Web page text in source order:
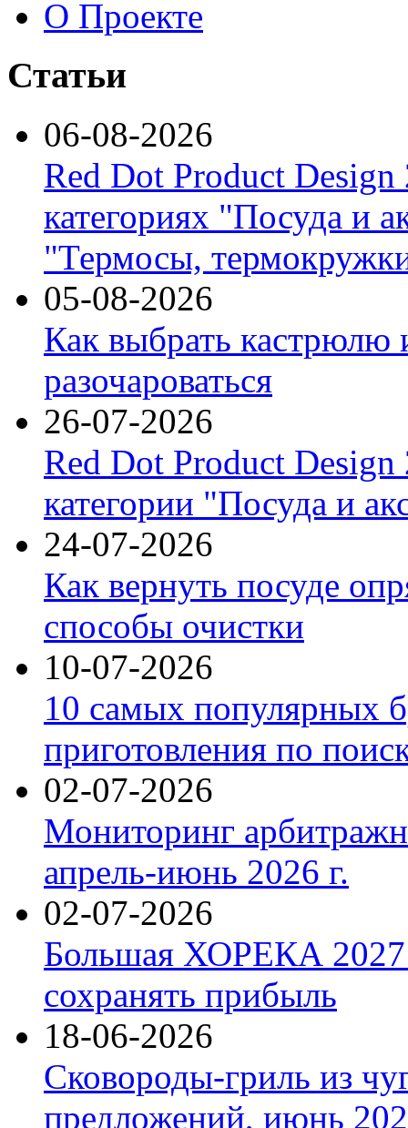
О Проекте
Статьи
06-08-2026
Red Dot Product Design
категориях "Посуда и
"Термосы,
05-08-2026
Как выбрать кастрюлю
разочароваться
26-07-2026
Red Dot Product Design
категории "Посуда и
24-07-2026
Как вернуть посуде
способы очистки
10-07-2026
10 самых популярных
приготовления по
02-07-2026
Мониторинг
апрель-июнь 2026 г.
02-07-2026
Большая ХОРЕКА 2027:
сохранять прибыль
18-06-2026
Сковороды-гриль из
предложений, июнь